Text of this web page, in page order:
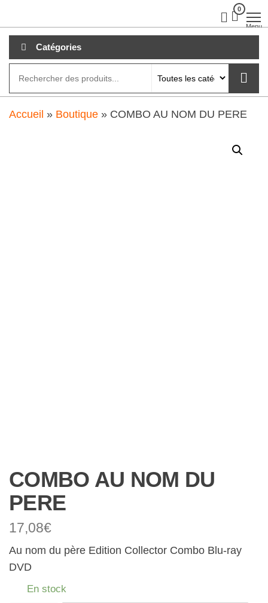
au
contenu
0
Menu
Catégories
Accueil » Boutique » COMBO AU NOM DU PERE
COMBO AU NOM DU
PERE
17,08€
Au nom du père Edition Collector Combo Blu-ray
DVD
En stock